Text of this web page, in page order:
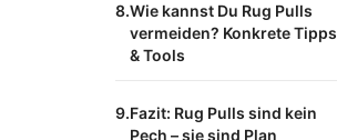
Wie kannst Du Rug Pulls
vermeiden? Konkrete Tipps
& Tools
Fazit: Rug Pulls sind kein
Pech – sie sind Plan